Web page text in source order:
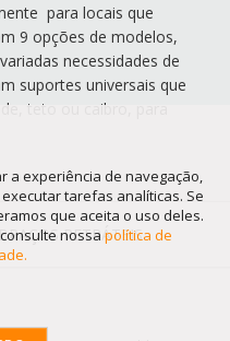
a experiência de navegação,
tarefas analíticas. Se
que aceita o uso deles.
nossa política de
para locais que
9 opções de modelos,
necessidades de
suportes universais que
teto ou caibro, para
RETRÁTEIS